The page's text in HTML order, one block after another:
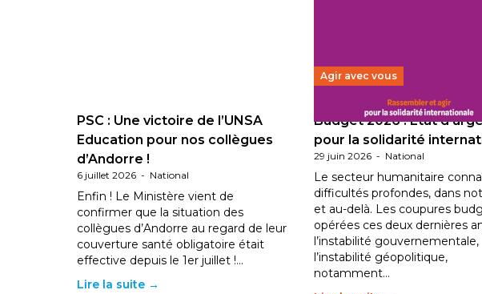
PSC : Une victoire de l’UNSA
Education pour nos collègues
d’Andorre !
6 juillet 2026 - National
Enfin ! Le Ministère vient de
confirmer que la situation des
collègues d’Andorre au regard de leur
couverture santé obligatoire était
effective depuis le 1er juillet !…
Lire la suite →
Agir avec vous
Budget 2026 : État
pour la solidarité
29 juin 2026 - National
Le secteur humanitaire
difficultés profondes, dans
et au-delà. Les coupures
opérées ces deux dernières
l’instabilité gouvernementale,
l’instabilité géopolitique,
notamment…